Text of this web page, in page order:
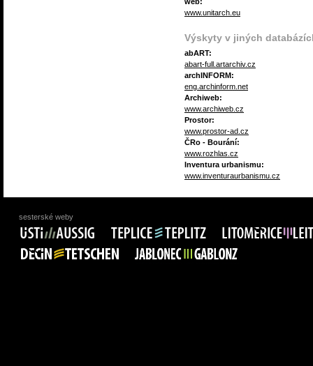
www.unitarch.eu
Výskyty v jiných
abART:
abart-full.artarchiv.cz
archINFORM:
eng.archinform.net
Archiweb:
www.archiweb.cz
Prostor:
www.prostor-ad.cz
ČRo - Bourání:
www.rozhlas.cz
Inventura urbanismu:
www.inventuraurbanismu.cz
sesterské weby